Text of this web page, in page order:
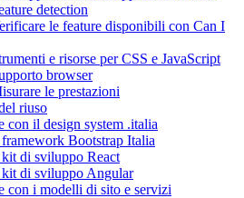
detection
le feature disponibili con Can I
e risorse per CSS e JavaScript
browser
le prestazioni
riuso
con il design system .italia
Bootstrap Italia
di sviluppo React
di sviluppo Angular
con i modelli di sito e servizi